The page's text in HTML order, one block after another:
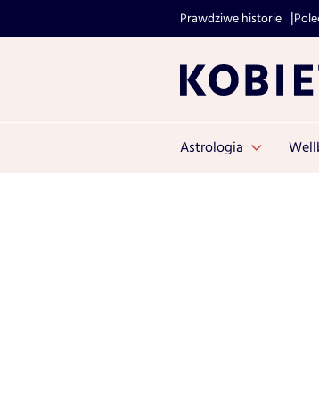
Prawdziwe historie
Astrologia